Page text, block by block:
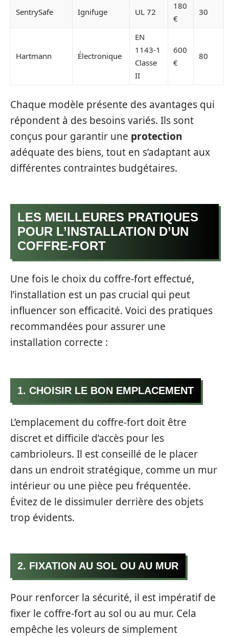
SentrySafe Ignifuge UL 72
180
€
30
Hartmann Électronique
EN
1143-1
Classe
II
600
€
80
Chaque modèle présente des avantages qui
répondent à des besoins variés. Ils sont
conçus pour garantir une protection
adéquate des biens, tout en s’adaptant aux
différentes contraintes budgétaires.
LES MEILLEURES PRATIQUES
POUR L’INSTALLATION D’UN
COFFRE-FORT
Une fois le choix du coffre-fort effectué,
l’installation est un pas crucial qui peut
influencer son efficacité. Voici des pratiques
recommandées pour assurer une
installation correcte :
1. CHOISIR LE BON EMPLACEMENT
L’emplacement du coffre-fort doit être
discret et difficile d’accès pour les
cambrioleurs. Il est conseillé de le placer
dans un endroit stratégique, comme un mur
intérieur ou une pièce peu fréquentée.
Évitez de le dissimuler derrière des objets
trop évidents.
2. FIXATION AU SOL OU AU MUR
Pour renforcer la sécurité, il est impératif de
fixer le coffre-fort au sol ou au mur. Cela
empêche les voleurs de simplement